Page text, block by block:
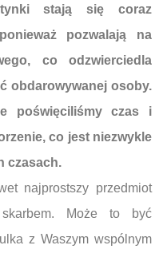
stają się coraz
pozwalają na
co odzwierciedla
obdarowywanej osoby.
poświęciliśmy czas i
co jest niezwykle
czasach.
najprostszy przedmiot
Może to być
z Waszym wspólnym